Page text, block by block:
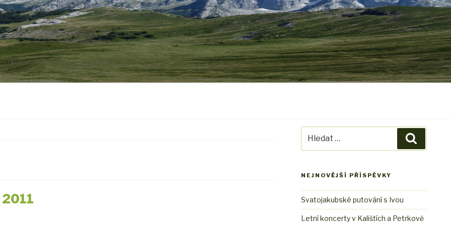
NEJNOVĚJŠÍ PŘÍSPĚVKY
Svatojakubské putování s Ivou
Letní koncerty v Kalištích a Petrkově